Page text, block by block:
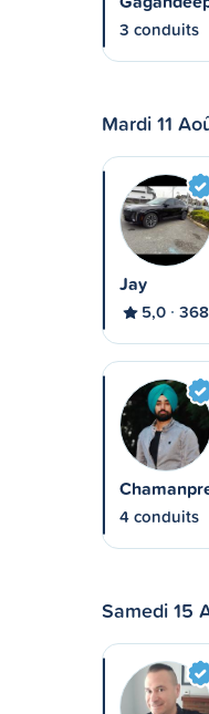
3 conduits
Mardi 11
Jay
5,0
4 conduits
Samedi 15